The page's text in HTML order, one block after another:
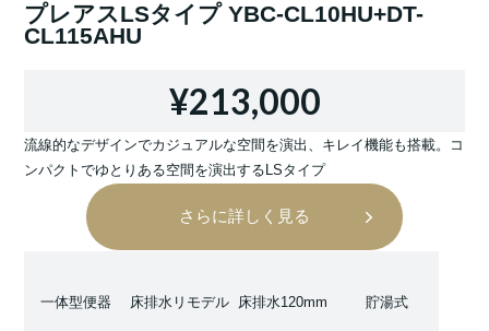
プレアスLSタイプ YBC-CL10HU+DT-
CL115AHU
¥213,000
流線的なデザインでカジュアルな空間を演出、キレイ機能も搭載。コ
ンパクトでゆとりある空間を演出するLSタイプ
さらに詳しく見る
一体型便器 床排水リモデル 床排水120mm 貯湯式